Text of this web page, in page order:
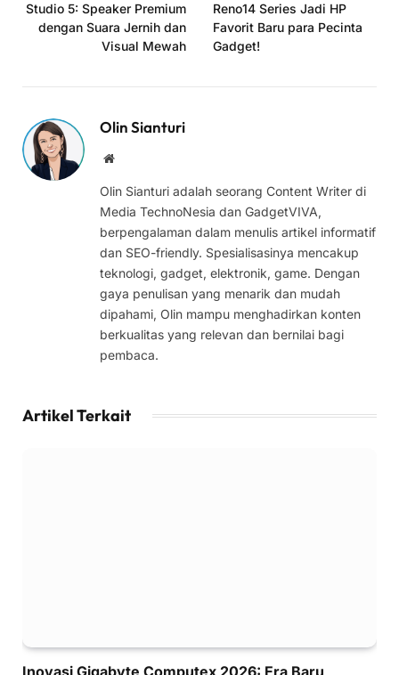
Studio 5: Speaker Premium
dengan Suara Jernih dan
Visual Mewah
Reno14 Series Jadi HP
Favorit Baru para Pecinta
Gadget!
Olin Sianturi
Website
Olin Sianturi adalah seorang Content Writer di
Media TechnoNesia dan GadgetVIVA,
berpengalaman dalam menulis artikel informatif
dan SEO-friendly. Spesialisasinya mencakup
teknologi, gadget, elektronik, game. Dengan
gaya penulisan yang menarik dan mudah
dipahami, Olin mampu menghadirkan konten
berkualitas yang relevan dan bernilai bagi
pembaca.
Artikel Terkait